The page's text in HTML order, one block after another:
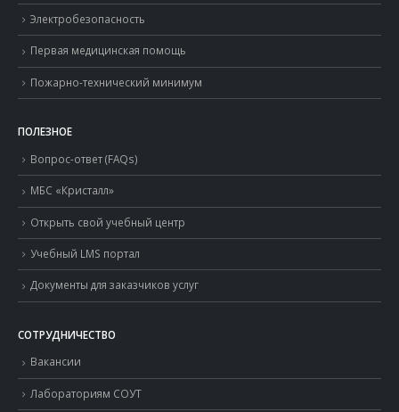
Электробезопасность
Первая медицинская помощь
Пожарно-технический минимум
ПОЛЕЗНОЕ
Вопрос-ответ (FAQs)
МБС «Кристалл»
Открыть свой учебный центр
Учебный LMS портал
Документы для заказчиков услуг
СОТРУДНИЧЕСТВО
Вакансии
Лабораториям СОУТ